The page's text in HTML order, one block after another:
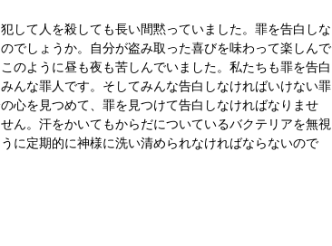
して人を殺しても長い間黙っていました。罪を告白しな
でしょうか。自分が盗み取った喜びを味わって楽しんで
のように昼も夜も苦しんでいました。私たちも罪を告白
んな罪人です。そしてみんな告白しなければいけない罪
心を見つめて、罪を見つけて告白しなければなりませ
ん。汗をかいてもからだについているバクテリアを無視
に定期的に神様に洗い清められなければならないので